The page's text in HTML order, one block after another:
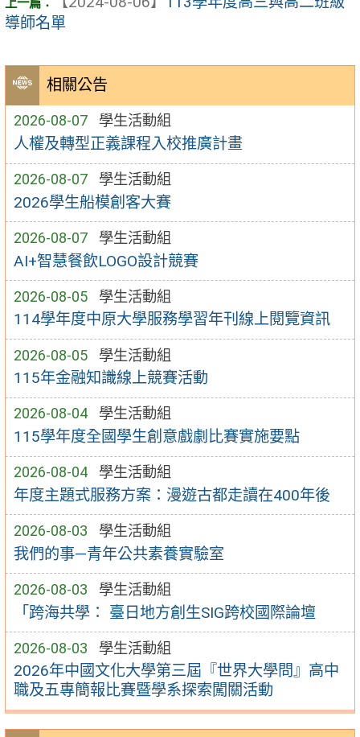
相關公告
2026-08-07 學生活動組
人權及轉型正義課程入校推廣計畫
2026-08-07 學生活動組
2026學生船模創客大賽
2026-08-07 學生活動組
AI+智慧餐飲LOGO設計競賽
2026-08-05 學生活動組
114學年度中原大學服務學習年刊線上閱覽資訊
2026-08-05 學生活動組
115年金融知識線上競賽活動
2026-08-04 學生活動組
115學年度全國學生創意戲劇比賽實施要點
2026-08-04 學生活動組
年度主題式服務方案：漫遊古都走讀在400年後
2026-08-03 學生活動組
我們的事—青年公共素養實驗室
2026-08-03 學生活動組
「跨海共學： 臺日地方創生SIG跨校國際論壇
2026-08-03 學生活動組
2026年中國文化大學第三屆『世界大學問』高中
職及五專簡報比賽暨學系探索闖關活動
導師名單